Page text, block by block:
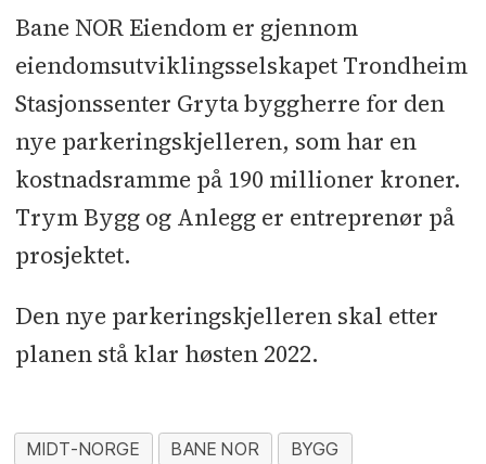
Bane NOR Eiendom er gjennom
eiendomsutviklingsselskapet Trondheim
Stasjonssenter Gryta byggherre for den
nye parkeringskjelleren, som har en
kostnadsramme på 190 millioner kroner.
Trym Bygg og Anlegg er entreprenør på
prosjektet.
Den nye parkeringskjelleren skal etter
planen stå klar høsten 2022.
MIDT-NORGE BANE NOR
BYGG